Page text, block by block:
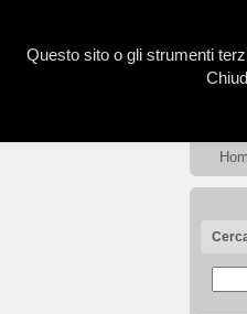
Questo sito o gli strumenti